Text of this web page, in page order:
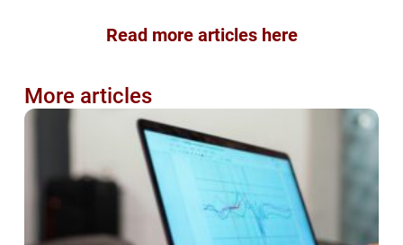
Read more articles here
More articles